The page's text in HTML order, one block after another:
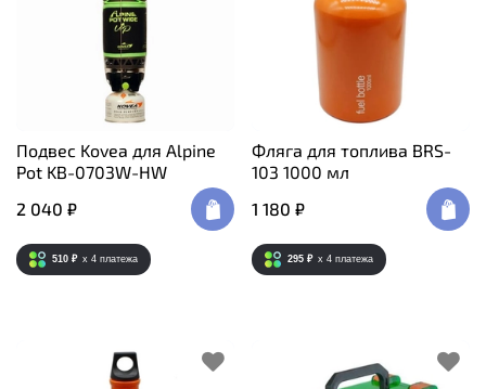
Подвес Kovea для Аlpine
Pot KB-0703W-HW
2 040 ₽
510 ₽ x 4 платежа
Фляга для топлива BRS-
103 1000 мл
1 180 ₽
295 ₽ x 4 платежа